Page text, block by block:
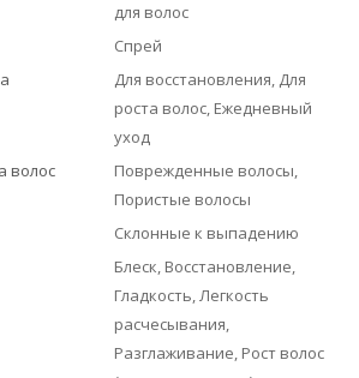
для волос
Спрей
Для восстановления, Для
роста волос, Ежедневный
уход
волос
Поврежденные волосы,
Пористые волосы
Склонные к выпадению
Блеск, Восстановление,
Гладкость, Легкость
расчесывания,
Разглаживание, Рост волос